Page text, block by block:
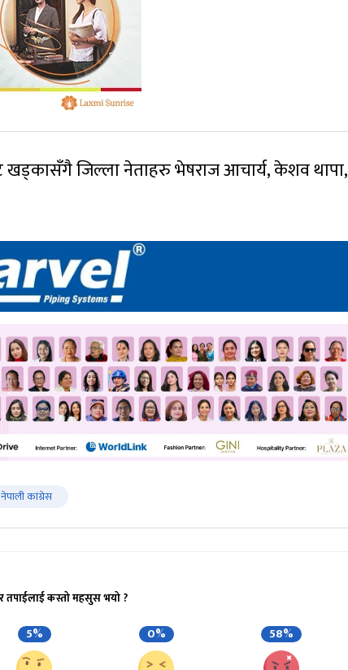
खड्कासँगै जिल्ला नेताहरु भेषराज आचार्य, केशव थापा,
नेपाली कांग्रेस
तपाईलाई कस्तो महसुस भयो ?
5% 0% 58%